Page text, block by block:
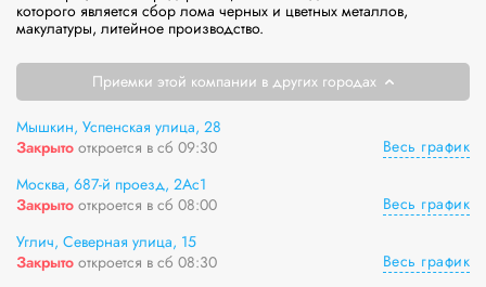
которого является сбор лома черных и цветных металлов,
макулатуры, литейное производство.
Приемки этой компании в других городах
Мышкин, Успенская улица, 28
Закрыто откроется в сб 09:30
Весь график
Москва, 687-й проезд, 2Ас1
Закрыто откроется в сб 08:00
Весь график
Углич, Северная улица, 15
Закрыто откроется в сб 08:30
Весь график